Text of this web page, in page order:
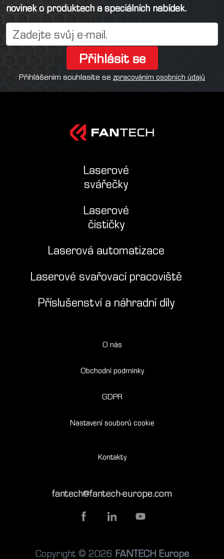
novinek o produktech a speciálních nabídek.
Přihlásit se
Přihlášením souhlasíte se zpracováním osobních údajů
Laserové
svářečky
Laserové
čističky
Laserová automatizace
Laserové svařovací pracoviště
Příslušenství a náhradní díly
O nás
Obchodní podmínky
GDPR
Nastavení souborů cookie
Kontakty
fantech@fantech-europe.com
Copyright © 2026 FANTECH Europe